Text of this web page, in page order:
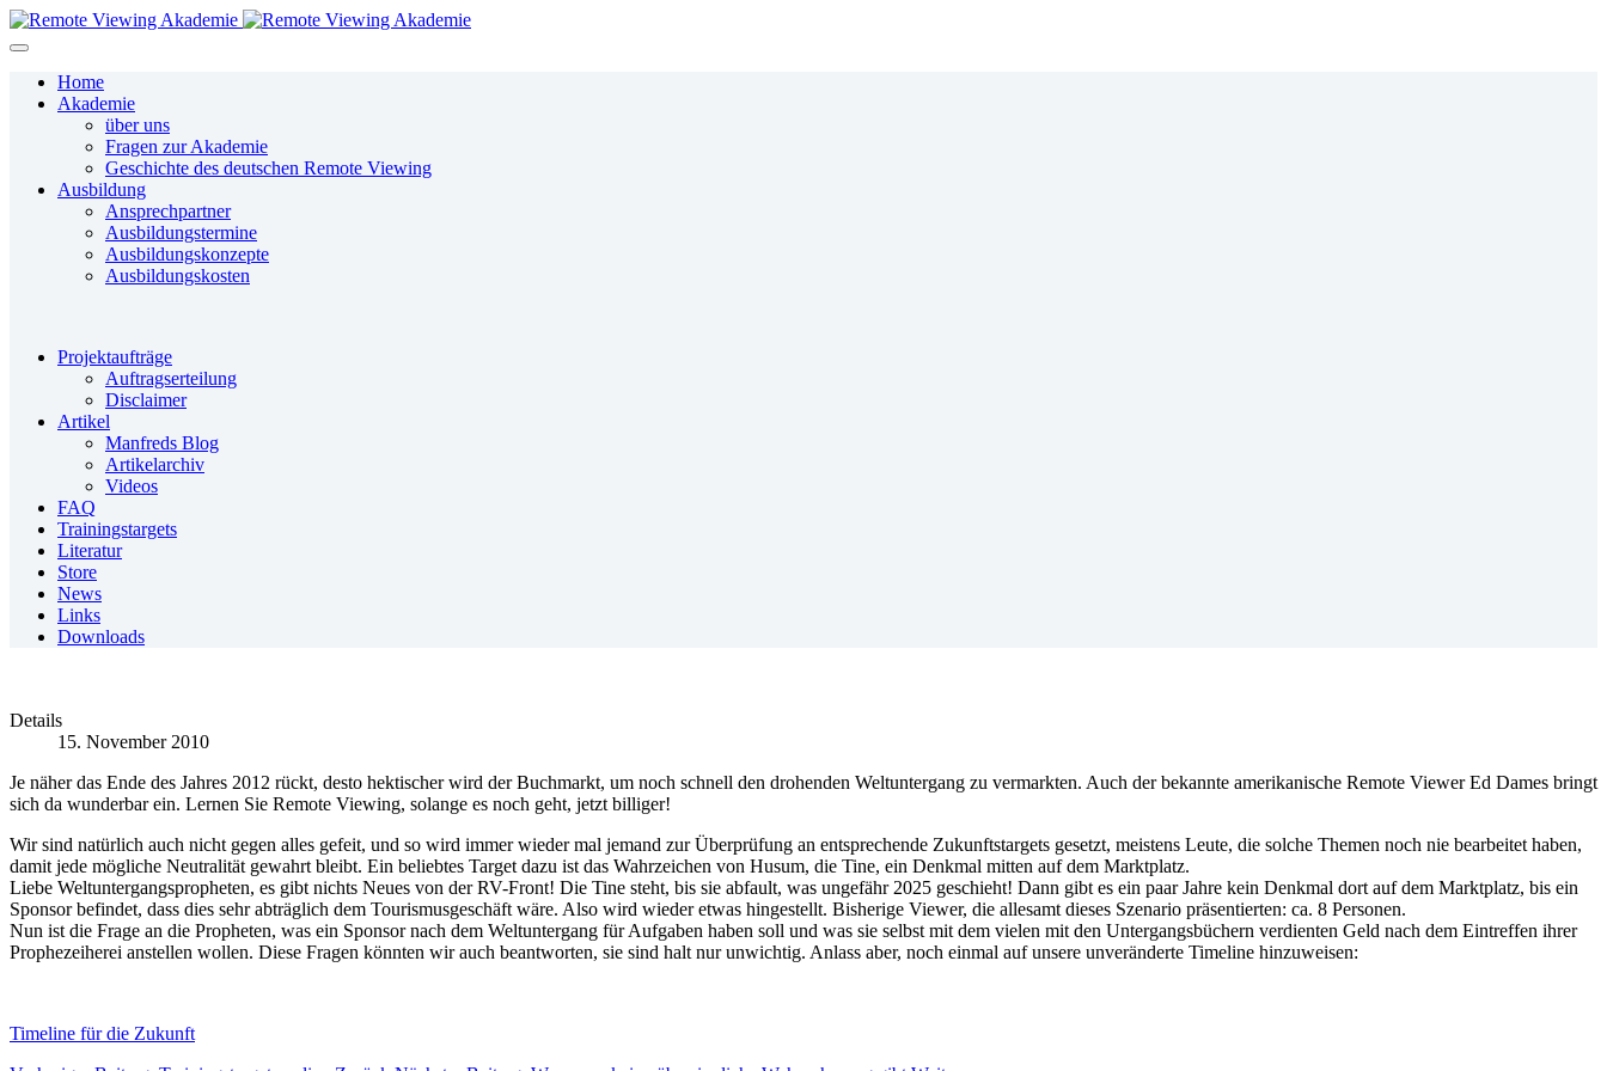
Home
Akademie
über uns
Fragen zur Akademie
Geschichte des deutschen Remote Viewing
Ausbildung
Ansprechpartner
Ausbildungstermine
Ausbildungskonzepte
Ausbildungskosten
Projektaufträge
Auftragserteilung
Disclaimer
Artikel
Manfreds Blog
Artikelarchiv
Videos
FAQ
Trainingstargets
Literatur
Store
News
Links
Downloads
Details
15. November 2010
Je näher das Ende des Jahres 2012 rückt, desto hektischer wird der Buchmarkt, um noch schnell den drohenden Weltuntergang zu vermarkten. Auch der bekannte amerikanische Remote Viewer Ed Dames bringt
sich da wunderbar ein. Lernen Sie Remote Viewing, solange es noch geht, jetzt billiger!
Wir sind natürlich auch nicht gegen alles gefeit, und so wird immer wieder mal jemand zur Überprüfung an entsprechende Zukunftstargets gesetzt, meistens Leute, die solche Themen noch nie bearbeitet haben,
damit jede mögliche Neutralität gewahrt bleibt. Ein beliebtes Target dazu ist das Wahrzeichen von Husum, die Tine, ein Denkmal mitten auf dem Marktplatz.
Liebe Weltuntergangspropheten, es gibt nichts Neues von der RV-Front! Die Tine steht, bis sie abfault, was ungefähr 2025 geschieht! Dann gibt es ein paar Jahre kein Denkmal dort auf dem Marktplatz, bis ein
Sponsor befindet, dass dies sehr abträglich dem Tourismusgeschäft wäre. Also wird wieder etwas hingestellt. Bisherige Viewer, die allesamt dieses Szenario präsentierten: ca. 8 Personen.
Nun ist die Frage an die Propheten, was ein Sponsor nach dem Weltuntergang für Aufgaben haben soll und was sie selbst mit dem vielen mit den Untergangsbüchern verdienten Geld nach dem Eintreffen ihrer
Prophezeiherei anstellen wollen. Diese Fragen könnten wir auch beantworten, sie sind halt nur unwichtig. Anlass aber, noch einmal auf unsere unveränderte Timeline hinzuweisen:
Timeline für die Zukunft